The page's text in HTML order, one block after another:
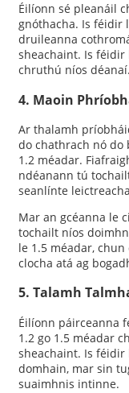
Éilíonn sé pleanáil
gnóthacha. Is féidir
druileanna
sheachaint. Is
chruthú níos déanaí.
4. Maoin
Ar thalamh
do chathrach nó do
1.2 méadar.
ndéanann tú
seanlínte
Mar an gcéanna le
tochailt níos
le 1.5 méadar,
clocha atá ag
5. Talamh
Éilíonn páirceanna
1.2 go 1.5 méadar
sheachaint. Is
domhain, mar sin
suaimhnis intinne.